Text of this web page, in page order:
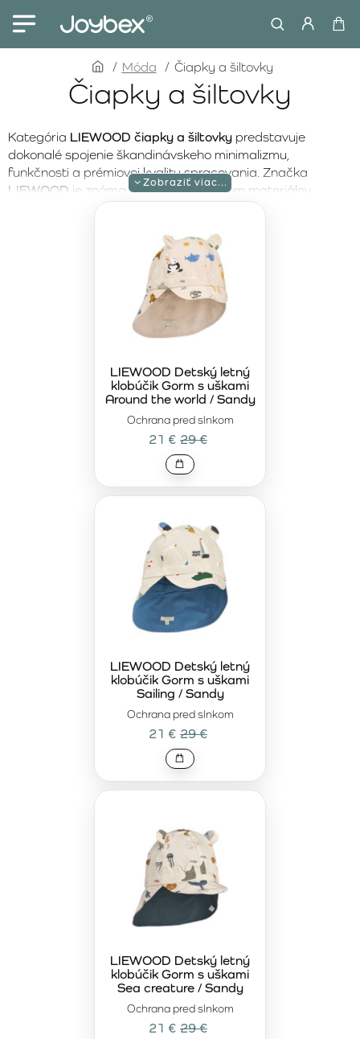
Čiapky a šiltovky
homeMóda Čiapky a šiltovky
Kategória LIEWOOD čiapky a šiltovky predstavuje
dokonalé spojenie škandinávskeho minimalizmu,
funkčnosti a prémiovej kvality spracovania. Značka
LIEWOOD je známa precíznym výberom materiálov,
dôrazom na detail a nadčasovým dizajnom, ktorý
navrhnutý tak, aby poskytoval spoľahlivú ochranu pred
slnkom či chladom a zároveň zabezpečoval maximálne
Čiapky a šiltovky LIEWOODsú ideálnou voľbou počas
celého roka – od letných dní na pláži a ihrisku až po
chladnejšie jesenné či jarné obdobie. Kvalitné, priedušné a
pričom zachovávajú komfort aj pri aktívnom pohybe.
Premyslené strihy a ergonomické spracovanie
zabezpečujú dobré držanie a pohodlné nosenie bez
Prémiové doplnky LIEWOOD sú určené rodinám, ktoré si
potrpia na kvalitu, estetiku a dlhú životnosť. Nadčasový
dizajn umožňuje jednoduché kombinovanie s oblečením a
obuvou z kolekcie LIEWOOD, čím vytvára harmonický a
doplnkom, ale aj výrazným prvkom každodenného
Ochrana pred slnkom
LIEWOOD Detský letný
klobúčik Gorm s uškami
Around the world / Sandy
21 € 29 €
Ochrana pred slnkom
LIEWOOD Detský letný
klobúčik Gorm s uškami
Sailing / Sandy
21 € 29 €
Ochrana pred slnkom
LIEWOOD Detský letný
klobúčik Gorm s uškami
Sea creature / Sandy
21 € 29 €